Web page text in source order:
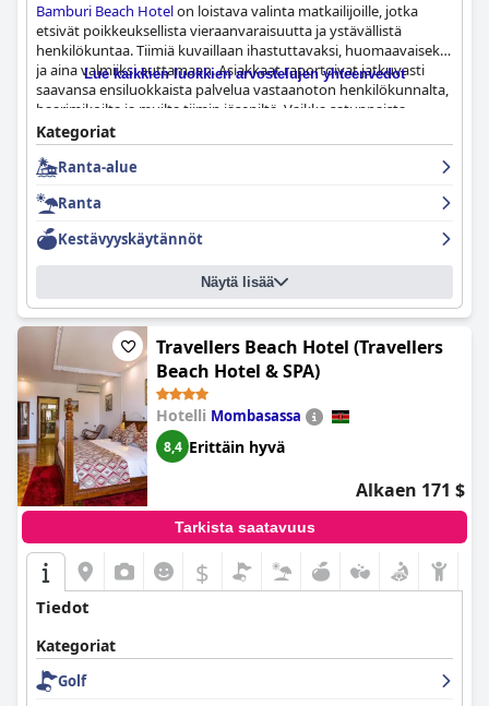
Bamburi Beach Hotelon loistava valinta matkailijoille, jotka
etsivät poikkeuksellista vieraanvaraisuutta ja ystävällistä
henkilökuntaa. Tiimiä kuvaillaan ihastuttavaksi, huomaavaiseksi
ja aina valmiiksi auttamaan. Asiakkaat raportoivat jatkuvasti
saavansa ensiluokkaista palvelua vastaanoton henkilökunnalta,
baarimikoilta ja muilta tiimin jäseniltä. Vaikka satunnaista
töykeyttä saattaa esiintyä, sen ylittää reilusti henkilökunnan
jäsenet, kuten Esther, Brenda, Kazungu ja Hilda, joita kehutaan
jatkuvasti avuliaisuudesta ja ystävällisyydestä. Kaiken kaikkiaan
varmistaa, että vieraat tuntevat olonsa mukavaksi ja hyvin
hoidetuksi koko oleskelunsa ajan.
Lue kaikkien luokkien arvostelujen yhteenvedot
Kategoriat
Ranta-alue
Ranta
Kestävyyskäytännöt
Näytä lisää
Travellers Beach Hotel (Travellers
Beach Hotel & SPA)
Hotelli Mombasassa
8,4 Erittäin hyvä
Alkaen 171 $
Tarkista saatavuus
$
Tiedot
Kategoriat
Golf